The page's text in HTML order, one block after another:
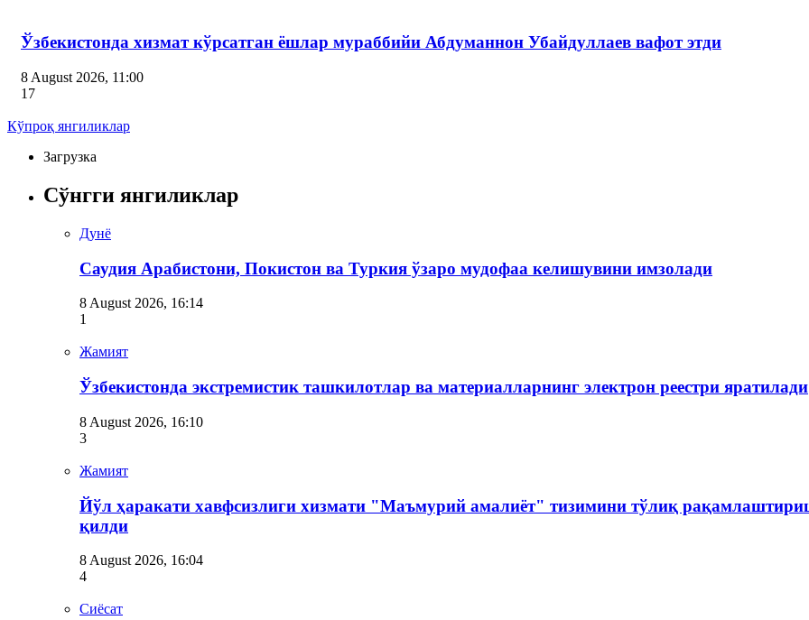
Ўзбекистонда хизмат кўрсатган ёшлар мураббийи Абдуманнон Убайдуллаев вафот этди
8 August 2026, 11:00
17
Кўпроқ янгиликлар
Загрузка
Сўнгги янгиликлар
Дунё
Саудия Арабистони, Покистон ва Туркия ўзаро мудофаа келишувини имзолади
8 August 2026, 16:14
1
Жамият
Ўзбекистонда экстремистик ташкилотлар ва материалларнинг электрон реестри яратилади
8 August 2026, 16:10
3
Жамият
Йўл ҳаракати хавфсизлиги хизмати "Маъмурий амалиёт" тизимини тўлиқ
қилди
8 August 2026, 16:04
4
Сиёсат